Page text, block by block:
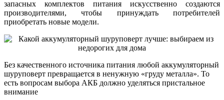
запасных комплектов питания искусственно создаются
производителями, чтобы принуждать потребителей
приобретать новые модели.
Без качественного источника питания любой аккумуляторный
шуруповерт превращается в ненужную «груду металла». То
есть вопросам выбора АКБ должно уделяться пристальное
внимание